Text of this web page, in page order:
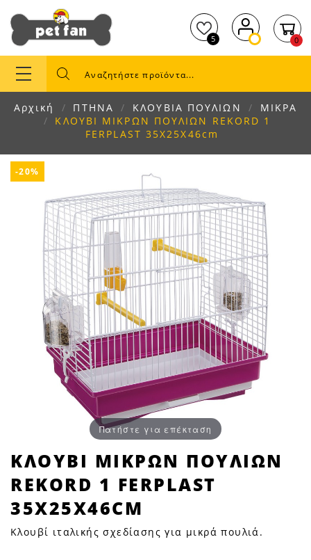
5 0
Αρχική ΠΤΗΝΑ ΚΛΟΥΒΙΑ ΠΟΥΛΙΩΝ
ΜΙΚΡΑ
ΚΛΟΥΒΙ ΜΙΚΡΩΝ ΠΟΥΛΙΩΝ REKORD 1
FERPLAST 35X25X46cm
-20%
Πατήστε για επέκταση
ΚΛΟΥΒΙ
ΜΙΚΡΩΝ
ΠΟΥΛΙΩΝ
REKORD
1
FERPLAST
ΚΛΟΥΒΙ ΜΙΚΡΩΝ ΠΟΥΛΙΩΝ
REKORD 1 FERPLAST
35X25X46CM
Κλουβί ιταλικής σχεδίασης για μικρά πουλιά.